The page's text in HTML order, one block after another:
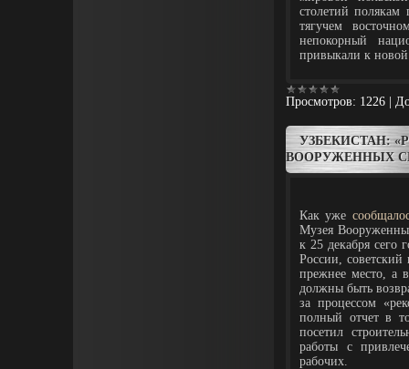
столетий полякам
тягучем
непокорный
привыкали к
Просмотров: 1226
УЗБЕКИСТАН:
ВООРУЖЕННЫХ
Как уже
Музея
к 25 декабря сего
России, советский
прежнее место, а
должны быть
за процессом
полный отчет в
посетил
работы с
рабочих.